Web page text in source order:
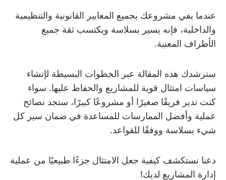
عندما يفي مشروعك بجميع المعايير القانونية والتنظيمية
والداخلية، فإنه يسير بسلاسة ويكتسب ثقة جميع
الأطراف المعنية.
سترشدك هذه المقالة عبر الخطوات البسيطة لإنشاء
سياسات امتثال قوية للمشاريع والحفاظ عليها. سواء
كنت تدير فريقًا صغيرًا أو مشروعًا كبيرًا، ستجد نصائح
عملية وأفضل الممارسات للمساعدة في ضمان سير كل
شيء بسلاسة ووفقًا للقواعد.
دعنا نستكشف كيفية جعل الامتثال جزءًا طبيعيًا من عملية
إدارة المشاريع لديك!